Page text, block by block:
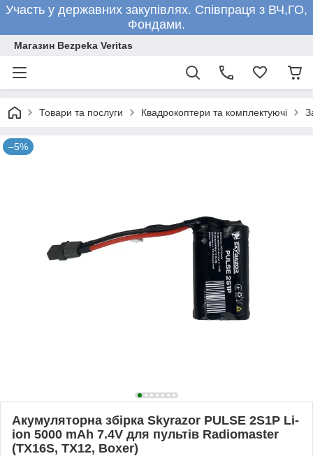
Участь у державних закупівлях. Співпраця з ВЧ,ГО,
Фондами.
Магазин Bezpeka Veritas
Товари та послуги Квадрокоптери та комплектуючі
–5%
Акумуляторна збірка Skyrazor PULSE 2S1P Li-
ion 5000 mAh 7.4V для пультів Radiomaster
(TX16S, TX12, Boxer)